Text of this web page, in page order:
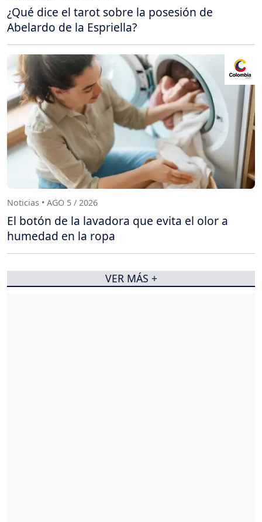
¿Qué dice el tarot sobre la posesión de
Abelardo de la Espriella?
Noticias • AGO 5 / 2026
El botón de la lavadora que evita el olor a
humedad en la ropa
VER MÁS +